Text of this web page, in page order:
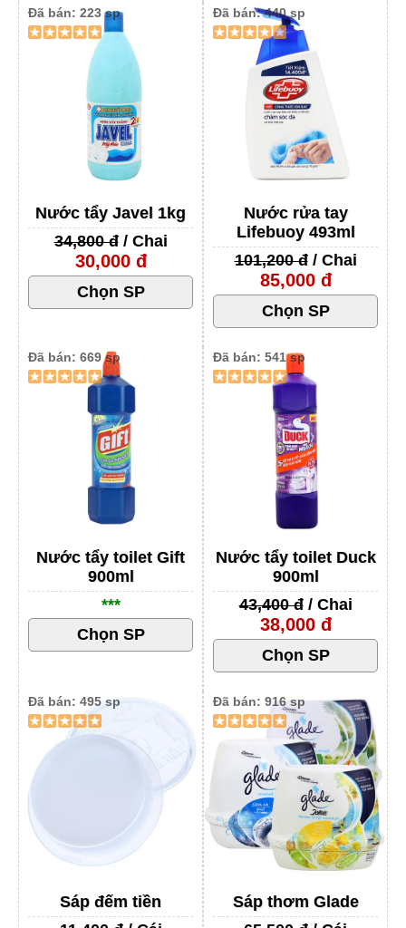
Nước rửa tay
Lifebuoy 493ml
101,200 đ/ Chai
85,000 đ
Đã bán: 440 sp
Nước tẩy Javel 1kg
34,800 đ/ Chai
30,000 đ
Đã bán: 223 sp
Nước tẩy toilet Duck
900ml
43,400 đ/ Chai
38,000 đ
Đã bán: 541 sp
Nước tẩy toilet Gift
900ml
***
Đã bán: 669 sp
Sáp thơm Glade
Đã bán: 916 sp
Sáp đếm tiền
Đã bán: 495 sp